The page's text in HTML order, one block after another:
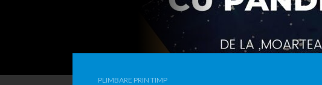
PLIMBARE PRIN TIMP